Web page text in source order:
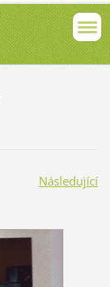
Následující